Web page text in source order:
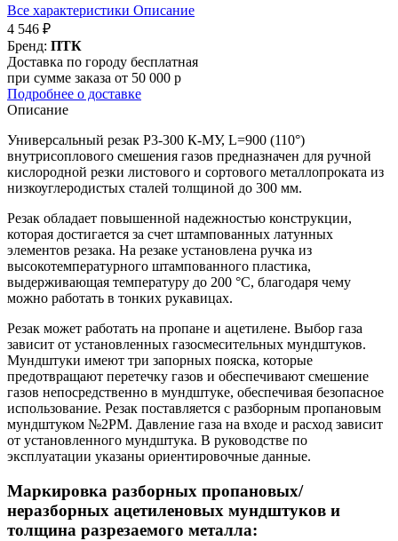
Все характеристики Описание
4 546 ₽
Бренд: ПТК
Доставка по городу бесплатная
при сумме заказа от 50 000 р
Подробнее о доставке
Описание
Универсальный резак Р3-300 К-МУ, L=900 (110°)
внутрисоплового смешения газов предназначен для ручной
кислородной резки листового и сортового металлопроката из
низкоуглеродистых сталей толщиной до 300 мм.
Резак обладает повышенной надежностью конструкции,
которая достигается за счет штампованных латунных
элементов резака. На резаке установлена ручка из
высокотемпературного штампованного пластика,
выдерживающая температуру до 200 °С, благодаря чему
можно работать в тонких рукавицах.
Резак может работать на пропане и ацетилене. Выбор газа
зависит от установленных газосмесительных мундштуков.
Мундштуки имеют три запорных пояска, которые
предотвращают перетечку газов и обеспечивают смешение
газов непосредственно в мундштуке, обеспечивая безопасное
использование. Резак поставляется c разборным пропановым
мундштуком №2PM. Давление газа на входе и расход зависит
от установленного мундштука. В руководстве по
эксплуатации указаны ориентировочные данные.
Маркировка разборных пропановых/
неразборных ацетиленовых мундштуков и
толщина разрезаемого металла: